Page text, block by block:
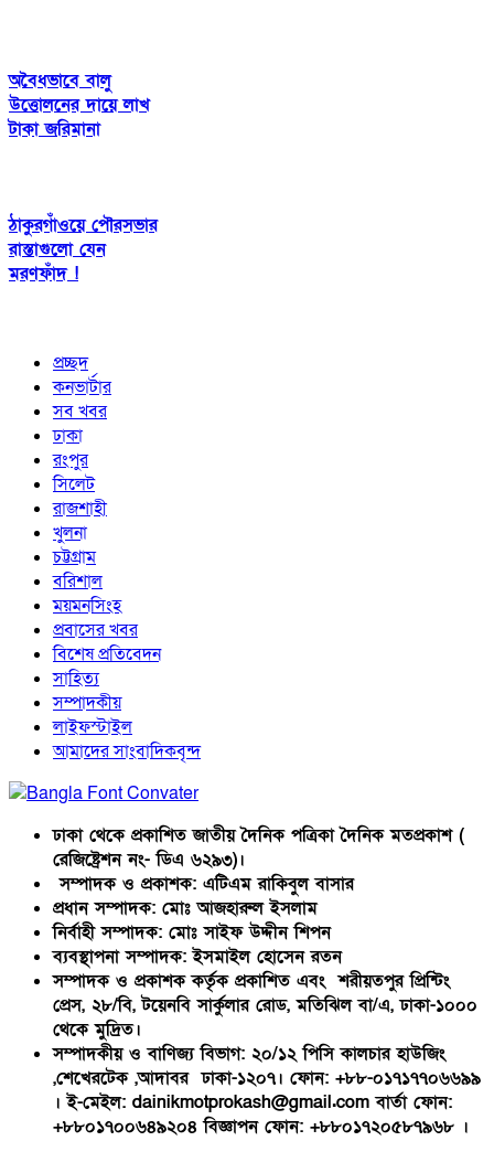
অবৈধভাবে বালু
উত্তোলনের দায়ে লাখ
টাকা জরিমানা
ঠাকুরগাঁওয়ে পৌরসভার
রাস্তাগুলো যেন
মরণফাঁদ !
প্রচ্ছদ
কনভার্টার
সব খবর
ঢাকা
রংপুর
সিলেট
রাজশাহী
খুলনা
চট্টগ্রাম
বরিশাল
ময়মনসিংহ
প্রবাসের খবর
বিশেষ প্রতিবেদন
সাহিত্য
সম্পাদকীয়
লাইফস্টাইল
আমাদের সাংবাদিকবৃন্দ
ঢাকা থেকে প্রকাশিত জাতীয় দৈনিক পত্রিকা দৈনিক মতপ্রকাশ (
রেজিষ্ট্রেশন নং- ডিএ ৬২৯৩)।
সম্পাদক ও প্রকাশক: এটিএম রাকিবুল বাসার
প্রধান সম্পাদক: মোঃ আজহারুল ইসলাম
নির্বাহী সম্পাদক: মোঃ সাইফ উদ্দীন শিপন
ব্যবস্থাপনা সম্পাদক: ইসমাইল হোসেন রতন
সম্পাদক ও প্রকাশক কর্তৃক প্রকাশিত এবং শরীয়তপুর প্রিন্টিং
প্রেস, ২৮/বি, টয়েনবি সার্কুলার রোড, মতিঝিল বা/এ, ঢাকা-১০০০
থেকে মুদ্রিত।
সম্পাদকীয় ও বাণিজ্য বিভাগ: ২০/১২ পিসি কালচার হাউজিং
,শেখেরটেক ,আদাবর ঢাকা-১২০৭। ফোন: +৮৮-০১৭১৭৭০৬৬৯৯
। ই-মেইল: dainikmotprokash@gmail.com বার্তা ফোন:
+৮৮০১৭০০৬৪৯২০৪ বিজ্ঞাপন ফোন: +৮৮০১৭২০৫৮৭৯৬৮ ।